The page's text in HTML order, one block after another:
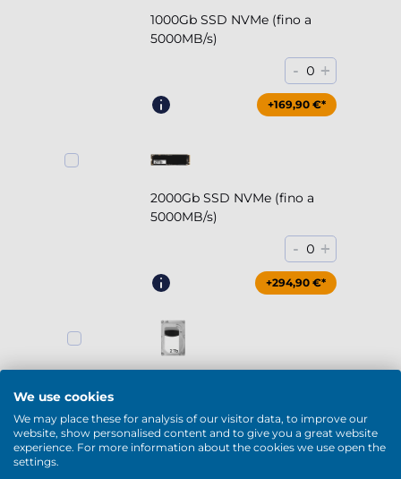
1000Gb SSD NVMe (fino a
5000MB/s)
- 0 +
+169,90 €*
2000Gb SSD NVMe (fino a
5000MB/s)
- 0 +
+294,90 €*
+169,90 €*
We use cookies
We may place these for analysis of our visitor data, to improve our
website, show personalised content and to give you a great website
experience. For more information about the cookies we use open the
settings.